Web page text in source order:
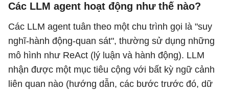
Các LLM agent hoạt động như thế nào?
Các LLM agent tuân theo một chu trình gọi là "suy
nghĩ-hành động-quan sát", thường sử dụng những
mô hình như ReAct (lý luận và hành động). LLM
nhận được một mục tiêu cộng với bất kỳ ngữ cảnh
liên quan nào (hướng dẫn, các bước trước đó, dữ